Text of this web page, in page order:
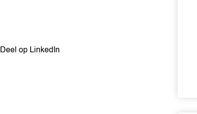
Deel op LinkedIn